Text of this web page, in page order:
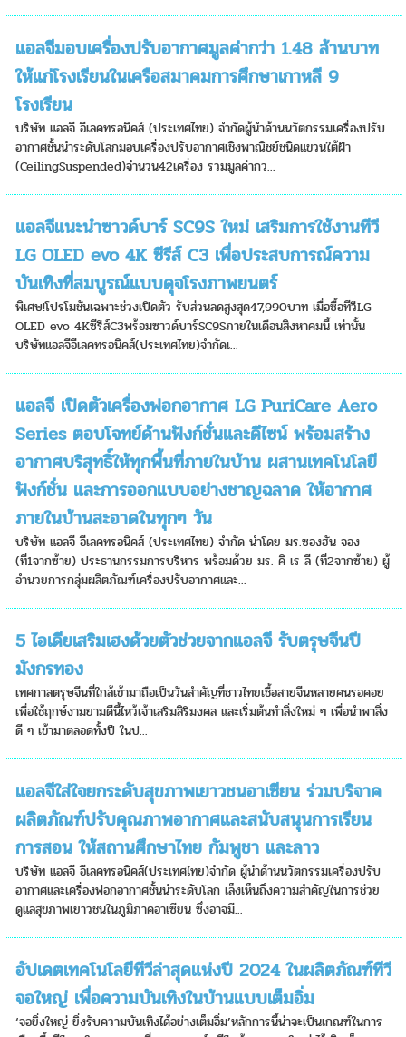
แอลจีมอบเครื่องปรับอากาศมูลค่ากว่า 1.48 ล้านบาท
ให้แก่โรงเรียนในเครือสมาคมการศึกษาเกาหลี 9
โรงเรียน
บริษัท แอลจี อีเลคทรอนิคส์ (ประเทศไทย) จำกัดผู้นำด้านนวัตกรรมเครื่องปรับ
อากาศชั้นนำระดับโลกมอบเครื่องปรับอากาศเชิงพาณิชย์ชนิดแขวนใต้ฝ้า
(CeilingSuspended)จำนวน42เครื่อง รวมมูลค่ากว...
แอลจีแนะนำซาวด์บาร์ SC9S ใหม่ เสริมการใช้งานทีวี
LG OLED evo 4K ซีรีส์ C3 เพื่อประสบการณ์ความ
บันเทิงที่สมบูรณ์แบบดุจโรงภาพยนตร์
พิเศษ!โปรโมชันเฉพาะช่วงเปิดตัว รับส่วนลดสูงสุด47,990บาท เมื่อซื้อทีวีLG
OLED evo 4Kซีรีส์C3พร้อมซาวด์บาร์SC9Sภายในเดือนสิงหาคมนี้ เท่านั้น
บริษัทแอลจีอีเลคทรอนิคส์(ประเทศไทย)จำกัดเ...
แอลจี เปิดตัวเครื่องฟอกอากาศ LG PuriCare Aero
Series ตอบโจทย์ด้านฟังก์ชั่นและดีไซน์ พร้อมสร้าง
อากาศบริสุทธิ์ให้ทุกพื้นที่ภายในบ้าน ผสานเทคโนโลยี
ฟังก์ชั่น และการออกแบบอย่างชาญฉลาด ให้อากาศ
ภายในบ้านสะอาดในทุกๆ วัน
บริษัท แอลจี อีเลคทรอนิคส์ (ประเทศไทย) จำกัด นำโดย มร.ซองฮัน จอง
(ที่1จากซ้าย) ประธานกรรมการบริหาร พร้อมด้วย มร. คิ เร ลี (ที่2จากซ้าย) ผู้
อำนวยการกลุ่มผลิตภัณฑ์เครื่องปรับอากาศและ...
5 ไอเดียเสริมเฮงด้วยตัวช่วยจากแอลจี รับตรุษจีนปี
มังกรทอง
เทศกาลตรุษจีนที่ใกล้เข้ามาถือเป็นวันสำคัญที่ชาวไทยเชื้อสายจีนหลายคนรอคอย
เพื่อใช้ฤกษ์งามยามดีนี้ไหว้เจ้าเสริมสิริมงคล และเริ่มต้นทำสิ่งใหม่ ๆ เพื่อนำพาสิ่ง
ดี ๆ เข้ามาตลอดทั้งปี ในป...
แอลจีใส่ใจยกระดับสุขภาพเยาวชนอาเซียน ร่วมบริจาค
ผลิตภัณฑ์ปรับคุณภาพอากาศและสนับสนุนการเรียน
การสอน ให้สถานศึกษาไทย กัมพูชา และลาว
บริษัท แอลจี อีเลคทรอนิคส์(ประเทศไทย)จำกัด ผู้นำด้านนวัตกรรมเครื่องปรับ
อากาศและเครื่องฟอกอากาศชั้นนำระดับโลก เล็งเห็นถึงความสำคัญในการช่วย
ดูแลสุขภาพเยาวชนในภูมิภาคอาเซียน ซึ่งอาจมี...
อัปเดตเทคโนโลยีทีวีล่าสุดแห่งปี 2024 ในผลิตภัณฑ์ทีวี
จอใหญ่ เพื่อความบันเทิงในบ้านแบบเต็มอิ่ม
‘จอยิ่งใหญ่ ยิ่งรับความบันเทิงได้อย่างเต็มอิ่ม’หลักการนี้น่าจะเป็นเกณฑ์ในการ